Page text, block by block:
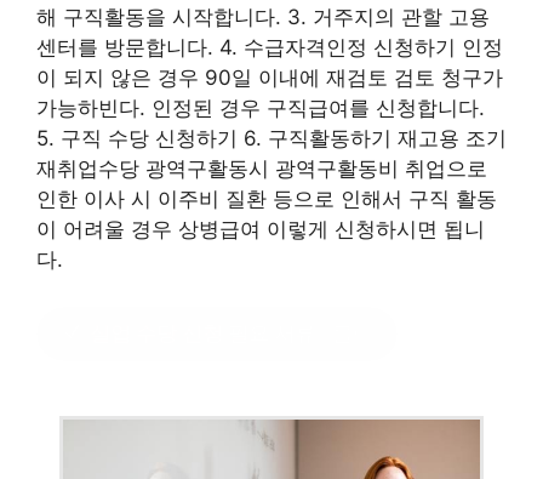
해 구직활동을 시작합니다. 3. 거주지의 관할 고용
센터를 방문합니다. 4. 수급자격인정 신청하기 인정
이 되지 않은 경우 90일 이내에 재검토 검토 청구가
가능하빈다. 인정된 경우 구직급여를 신청합니다.
5. 구직 수당 신청하기 6. 구직활동하기 재고용 조기
재취업수당 광역구활동시 광역구활동비 취업으로
인한 이사 시 이주비 질환 등으로 인해서 구직 활동
이 어려울 경우 상병급여 이렇게 신청하시면 됩니
다.